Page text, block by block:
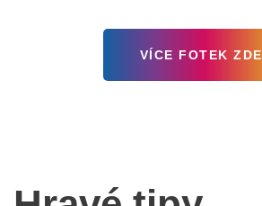
VÍCE FOTEK ZDE